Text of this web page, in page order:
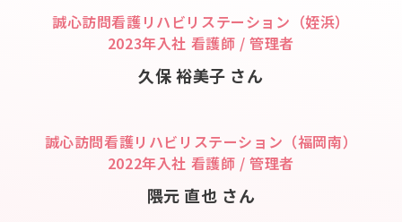
誠心訪問看護リハビリステーション（姪浜）
2023年入社 看護師 / 管理者
久保 裕美子 さん
誠心訪問看護リハビリステーション（福岡南）
2022年入社 看護師 / 管理者
隈元 直也 さん